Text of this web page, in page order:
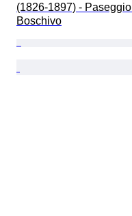
(1826-1897) - Paseggio
Boschivo